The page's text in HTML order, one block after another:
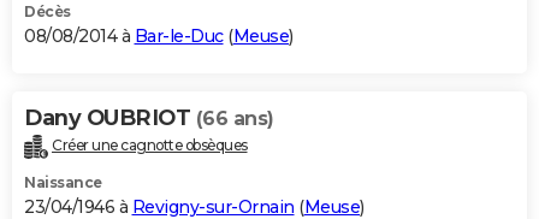
Décès
08/08/2014 à Bar-le-Duc(Meuse)
Dany OUBRIOT (66 ans)
Créer une cagnotte obsèques
Naissance
23/04/1946 à Revigny-sur-Ornain (Meuse)